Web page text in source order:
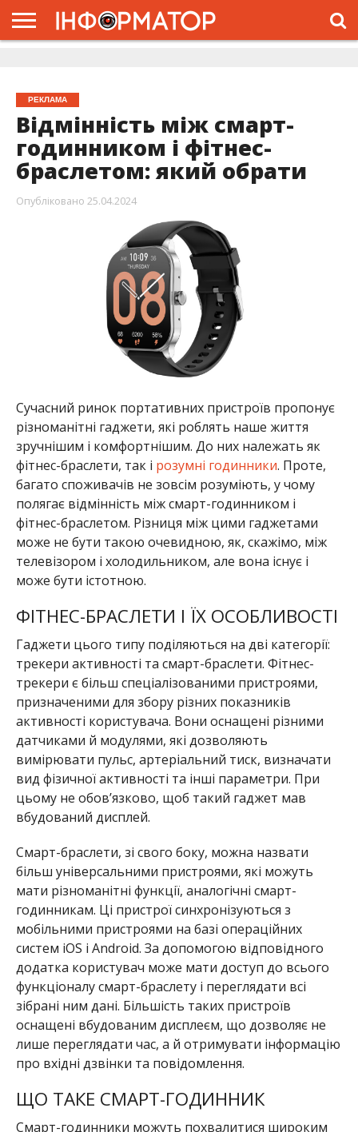
РЕКЛАМА
Відмінність між смарт-
годинником і фітнес-
браслетом: який обрати
Опубліковано 25.04.2024
Сучасний ринок портативних пристроїв пропонує
різноманітні гаджети, які роблять наше життя
зручнішим і комфортнішим. До них належать як
фітнес-браслети, так і розумні годинники. Проте,
багато споживачів не зовсім розуміють, у чому
полягає відмінність між смарт-годинником і
фітнес-браслетом. Різниця між цими гаджетами
може не бути такою очевидною, як, скажімо, між
телевізором і холодильником, але вона існує і
може бути істотною.
ФІТНЕС-БРАСЛЕТИ І ЇХ ОСОБЛИВОСТІ
Гаджети цього типу поділяються на дві категорії:
трекери активності та смарт-браслети. Фітнес-
трекери є більш спеціалізованими пристроями,
призначеними для збору різних показників
активності користувача. Вони оснащені різними
датчиками й модулями, які дозволяють
вимірювати пульс, артеріальний тиск, визначати
вид фізичної активності та інші параметри. При
цьому не обов’язково, щоб такий гаджет мав
вбудований дисплей.
Смарт-браслети, зі свого боку, можна назвати
більш універсальними пристроями, які можуть
мати різноманітні функції, аналогічні смарт-
годинникам. Ці пристрої синхронізуються з
мобільними пристроями на базі операційних
систем iOS і Android. За допомогою відповідного
додатка користувач може мати доступ до всього
функціоналу смарт-браслету і переглядати всі
зібрані ним дані. Більшість таких пристроїв
оснащені вбудованим дисплеєм, що дозволяє не
лише переглядати час, а й отримувати інформацію
про вхідні дзвінки та повідомлення.
ЩО ТАКЕ СМАРТ-ГОДИННИК
Смарт-годинники можуть похвалитися широким